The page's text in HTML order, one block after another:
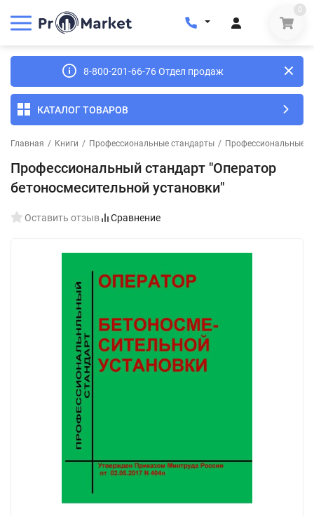
0
8-800-201-66-76 Отдел продаж
КАТАЛОГ ТОВАРОВ
Главная / Книги / Профессиональные стандарты / Профессиональные
Профессиональный стандарт "Оператор
бетоносмесительной установки"
Оставить отзыв Сравнение